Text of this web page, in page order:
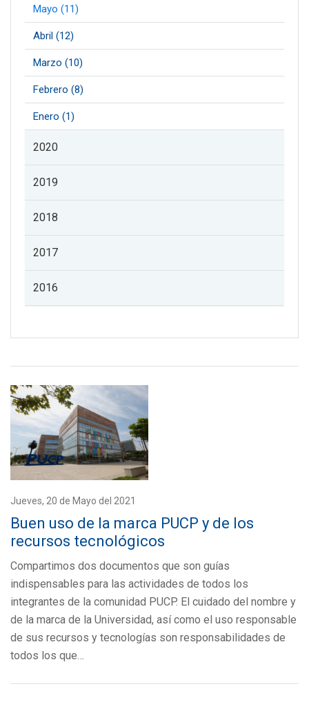
Mayo (11)
Abril (12)
Marzo (10)
Febrero (8)
Enero (1)
2020
2019
2018
2017
2016
Jueves, 20 de Mayo del 2021
Buen uso de la marca PUCP y de los
recursos tecnológicos
Compartimos dos documentos que son guías
indispensables para las actividades de todos los
integrantes de la comunidad PUCP. El cuidado del nombre y
de la marca de la Universidad, así como el uso responsable
de sus recursos y tecnologías son responsabilidades de
todos los que…